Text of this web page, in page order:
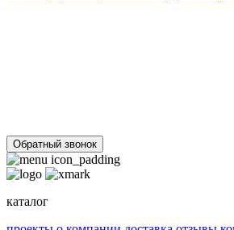
Обратный звонок
каталог